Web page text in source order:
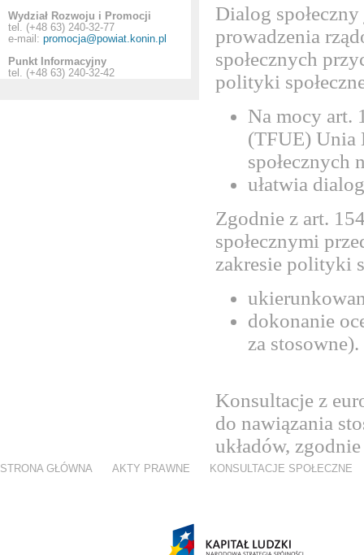
Dialog
prowadzenia
społecznych
polityki
Na mocy art.
(TFUE) Unia
społecznych
ułatwia
Zgodnie z art.
społecznymi
zakresie polityki
dokonanie
za stosowne).
Konsultacje z
do nawiązania
układów,
Wydział Rozwoju i Promocji
tel. (+48 63) 240-32-77
e-mail: promocja@powiat.konin.pl
Punkt Informacyjny
tel. (+48 63) 240-32-42
STRONA GŁÓWNA AKTY PRAWNE KONSULTACJE SPOŁECZNE